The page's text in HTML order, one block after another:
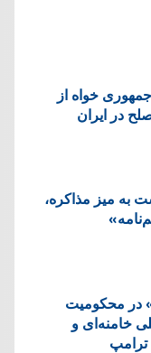
خواه از
در ایران
به میز مذاکره،
در محکومیت
خامنه‌ای و
ترامپ